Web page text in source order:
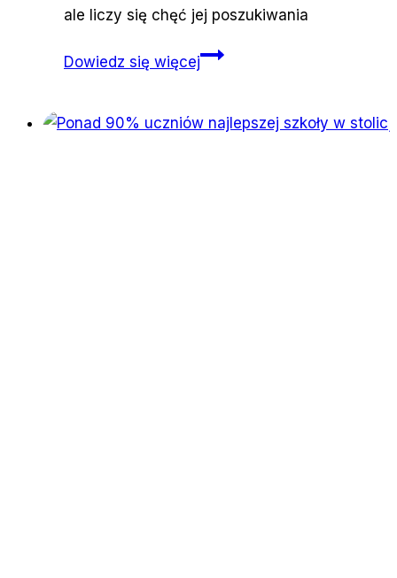
ale liczy się chęć jej poszukiwania
Dowiedz się więcejPrawda
detalach.